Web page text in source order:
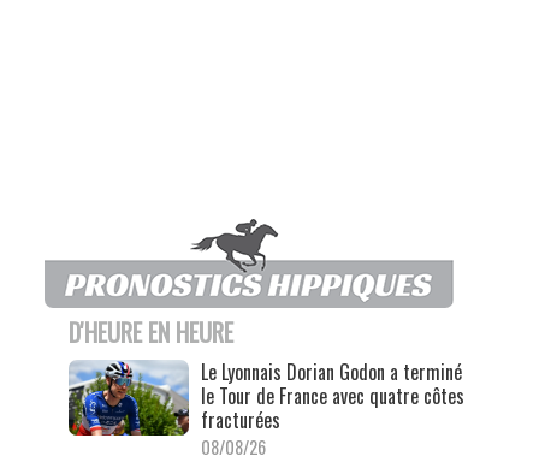
D'HEURE EN HEURE
Le Lyonnais Dorian Godon a terminé
le Tour de France avec quatre côtes
fracturées
08/08/26